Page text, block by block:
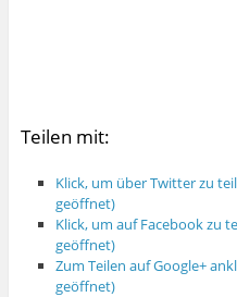
Teilen mit:
Klick, um über Twitter zu
geöffnet)
Klick, um auf Facebook zu
geöffnet)
Zum Teilen auf Google+
geöffnet)